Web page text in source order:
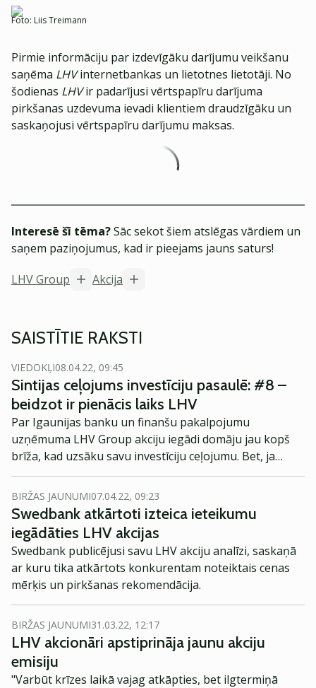
Foto: Liis Treimann
Pirmie informāciju par izdevīgāku darījumu veikšanu
saņēma LHVinternetbankas un lietotnes lietotāji. No
šodienas LHVir padarījusi vērtspapīru darījuma
pirkšanas uzdevuma ievadi klientiem draudzīgāku un
saskaņojusi vērtspapīru darījumu maksas.
Interesē šī tēma?Sāc sekot šiem atslēgas vārdiem un
saņem paziņojumus, kad ir pieejams jauns saturs!
LHV Group
Akcija
SAISTĪTIE RAKSTI
VIEDOKĻI08.04.22, 09:45
Sintijas ceļojums investīciju pasaulē: #8 –
beidzot ir pienācis laiks LHV
Par Igaunijas banku un finanšu pakalpojumu
uzņēmuma LHV Group akciju iegādi domāju jau kopš
brīža, kad uzsāku savu investīciju ceļojumu. Bet, ja
godīgi, gaidīju akciju sadalīšanas momentu, jo šķita
kaut kā pievilcīgāk, ja iegādāšos, piemēram, 10 vai 20
akcijas, nevis 1 vai 2. Ņemot vērā, ka akciju sadalīšana
vēl nav notikusi, es nolēmu, ka iegādāšos akcijas tagad,
un arī pēc tam.
BIRŽAS JAUNUMI07.04.22, 09:23
Swedbank atkārtoti izteica ieteikumu
iegādāties LHV akcijas
Swedbank publicējusi savu LHV akciju analīzi, saskaņā
ar kuru tika atkārtots konkurentam noteiktais cenas
mērķis un pirkšanas rekomendācija.
BIRŽAS JAUNUMI31.03.22, 12:17
LHV akcionāri apstiprināja jaunu akciju
emisiju
"Varbūt krīzes laikā vajag atkāpties, bet ilgtermiņā